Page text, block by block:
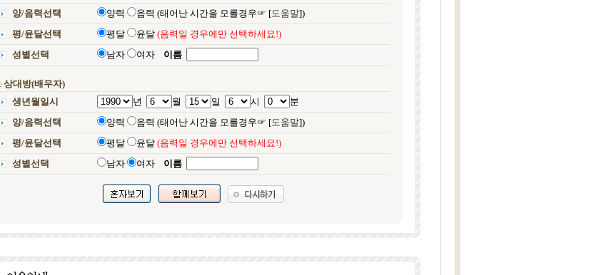
양/음력선택
양력 음력 (태어난 시간을 모를경우☞ [도움말])
평/윤달선택
평달 윤달 (음력일 경우에만 선택하세요!)
성별선택
남자 여자 이름
상대방(배우자)
생년월일시
년 월 일 시
분
양/음력선택
양력 음력 (태어난 시간을 모를경우☞ [도움말])
평/윤달선택
평달 윤달 (음력일 경우에만 선택하세요!)
성별선택
남자 여자 이름